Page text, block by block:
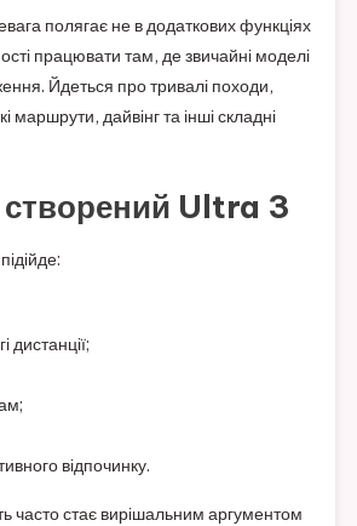
полягає не в додаткових функціях
працювати там, де звичайні моделі
Йдеться про тривалі походи,
маршрути, дайвінг та інші складні
створений Ultra 3
дистанції;
відпочинку.
часто стає вирішальним аргументом